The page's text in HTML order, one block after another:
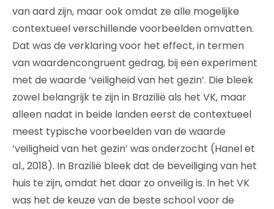
van aard zijn, maar ook omdat ze alle mogelijke
contextueel verschillende voorbeelden omvatten.
Dat was de verklaring voor het effect, in termen
van waardencongruent gedrag, bij een experiment
met de waarde ‘veiligheid van het gezin’. Die bleek
zowel belangrijk te zijn in Brazilië als het VK, maar
alleen nadat in beide landen eerst de contextueel
meest typische voorbeelden van de waarde
‘veiligheid van het gezin’ was onderzocht (Hanel et
al., 2018). In Brazilië bleek dat de beveiliging van het
huis te zijn, omdat het daar zo onveilig is. In het VK
was het de keuze van de beste school voor de